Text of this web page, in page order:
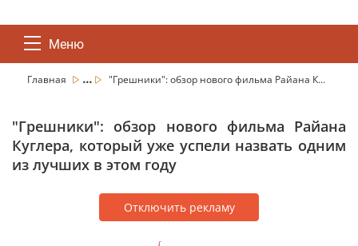
Меню
Главная ... "Грешники": обзор нового фильма Райана К...
"Грешники": обзор нового фильма Райана
Куглера, который уже успели назвать одним
из лучших в этом году
Отключить рекламу